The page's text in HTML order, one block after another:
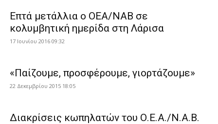
Επτά μετάλλια ο ΟΕΑ/ΝΑΒ σε
κολυμβητική ημερίδα στη Λάρισα
17 Ιουνίου 2016 09:32
«Παίζουμε, προσφέρουμε, γιορτάζουμε»
22 Δεκεμβρίου 2015 18:05
Διακρίσεις κωπηλατών του Ο.Ε.Α./Ν.Α.Β.